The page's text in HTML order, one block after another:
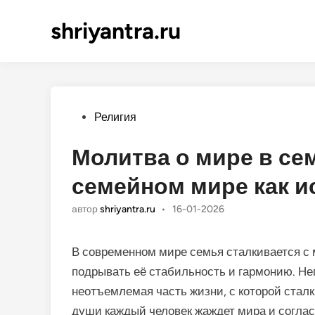
shriyantra.ru
Опубликовано
Религия
Молитва о мире в
семейном мире как
автор shriyantra.ru • 16-01-2026
В современном мире семья сталкивается
подрывать её стабильность и гармонию.
неотъемлемая часть жизни, с которой
души каждый человек жаждет мира и